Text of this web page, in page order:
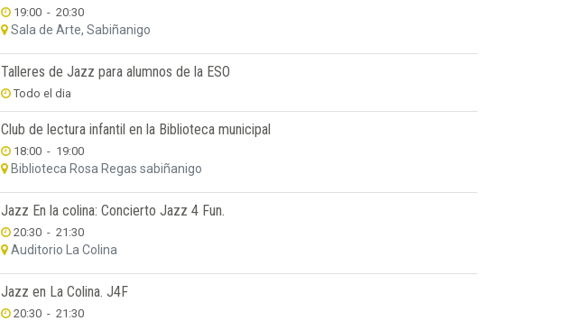
19:00 - 20:30
Sala de Arte, Sabiñanigo
Talleres de Jazz para alumnos de la ESO
Todo el dia
Club de lectura infantil en la Biblioteca municipal
18:00 - 19:00
Biblioteca Rosa Regas sabiñanigo
Jazz En la colina: Concierto Jazz 4 Fun.
20:30 - 21:30
Auditorio La Colina
Jazz en La Colina. J4F
20:30 - 21:30